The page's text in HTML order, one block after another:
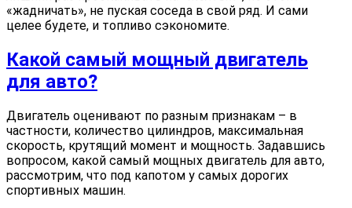
«жадничать», не пуская соседа в свой ряд. И сами
целее будете, и топливо сэкономите.
Какой самый мощный двигатель
для авто?
Двигатель оценивают по разным признакам – в
частности, количество цилиндров, максимальная
скорость, крутящий момент и мощность. Задавшись
вопросом, какой самый мощных двигатель для авто,
рассмотрим, что под капотом у самых дорогих
спортивных машин.